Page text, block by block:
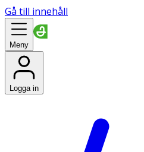
Gå till innehåll
Meny
Logga in